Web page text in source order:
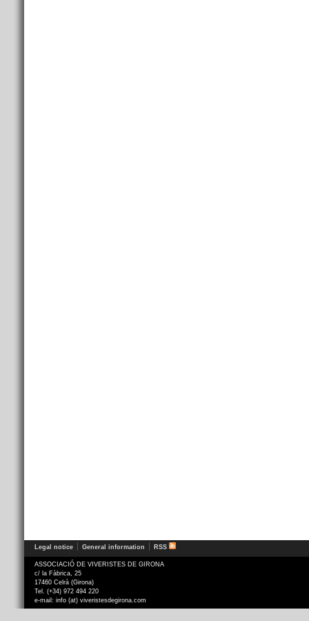
Legal notice General information RSS
ASSOCIACIÓ DE VIVERISTES DE GIRONA
c/ la Fàbrica, 25
17460 Celrà (Girona)
Tel. (+34) 972 494 220
e-mail: info (at) viveristesdegirona.com